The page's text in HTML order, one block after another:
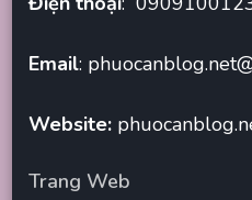
Email:
Website:
Trang Web